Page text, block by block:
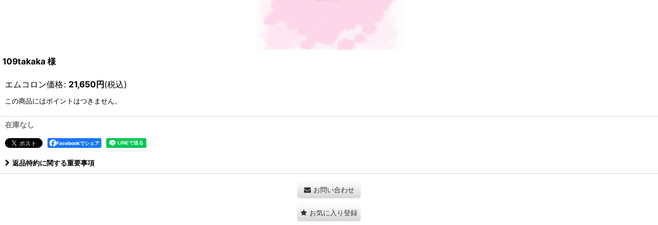
109takaka 様
エムコロン価格: 21,650円(税込)
この商品にはポイントはつきません。
在庫なし
Facebookでシェア
返品特約に関する重要事項
お問い合わせ
お気に入り登録